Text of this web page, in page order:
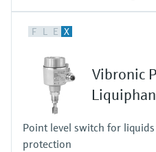
-60 °C...+280 °C
Process pressure / max.
Vacuum...100 bar
Vacuum...1450 psi
Min. density of medium
0.5 g/cm³
(0.4 g/cm³ optional)
F L E X
Vibronic
Point level switch for
protection